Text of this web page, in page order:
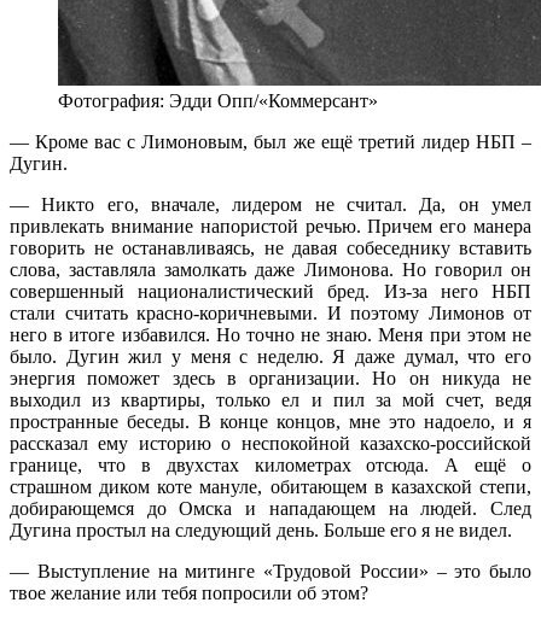
Фотография: Эдди Опп/«Коммерсант»
— Кроме вас с Лимоновым, был же ещё третий лидер НБП –
Дугин.
— Никто его, вначале, лидером не считал. Да, он умел
привлекать внимание напористой речью. Причем его манера
говорить не останавливаясь, не давая собеседнику вставить
слова, заставляла замолкать даже Лимонова. Но говорил он
совершенный националистический бред. Из-за него НБП
стали считать красно-коричневыми. И поэтому Лимонов от
него в итоге избавился. Но точно не знаю. Меня при этом не
было. Дугин жил у меня с неделю. Я даже думал, что его
энергия поможет здесь в организации. Но он никуда не
выходил из квартиры, только ел и пил за мой счет, ведя
пространные беседы. В конце концов, мне это надоело, и я
рассказал ему историю о неспокойной казахско-российской
границе, что в двухстах километрах отсюда. А ещё о
страшном диком коте мануле, обитающем в казахской степи,
добирающемся до Омска и нападающем на людей. След
Дугина простыл на следующий день. Больше его я не видел.
— Выступление на митинге «Трудовой России» – это было
твое желание или тебя попросили об этом?